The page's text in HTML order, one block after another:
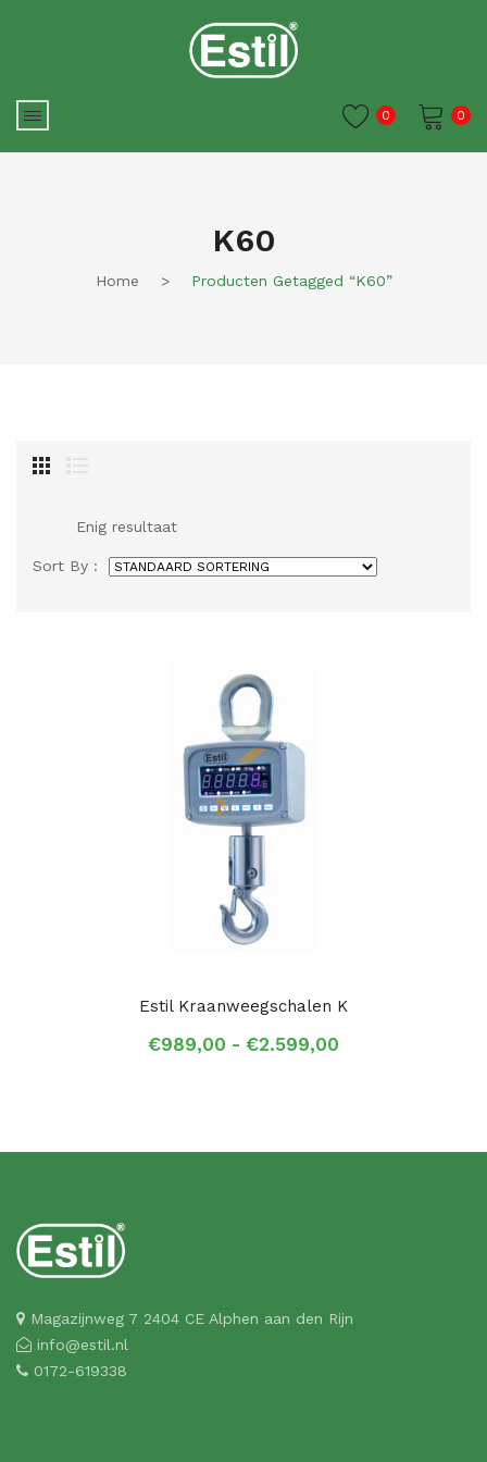
0
0
K60
Home > Producten Getagged “K60”
Enig resultaat
Sort By :
Estil Kraanweegschalen K
€989,00 - €2.599,00
Magazijnweg 7 2404 CE Alphen aan den Rijn
info@estil.nl
0172-619338